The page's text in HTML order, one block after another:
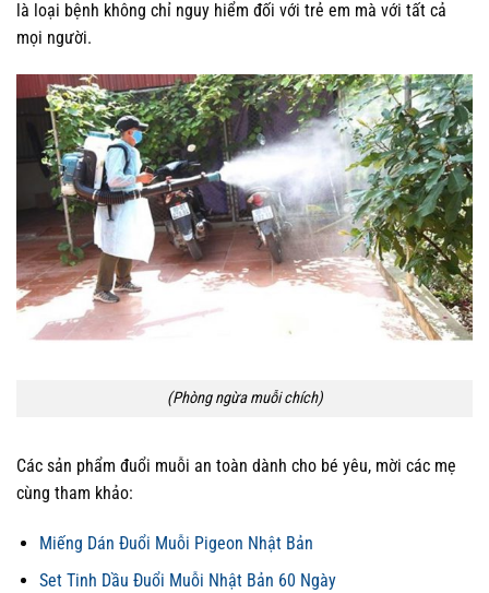
là loại bệnh không chỉ nguy hiểm đối với trẻ em mà với tất cả
mọi người.
(Phòng ngừa muỗi chích)
Các sản phẩm đuổi muỗi an toàn dành cho bé yêu, mời các mẹ
cùng tham khảo:
Miếng Dán Đuổi Muỗi Pigeon Nhật Bản
Set Tinh Dầu Đuổi Muỗi Nhật Bản 60 Ngày